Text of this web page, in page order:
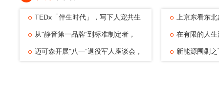
TEDx「伴生时代」，写下人宠共生
的温暖注脚
从"静音第一品牌”到标准制定者，
TATA木门四
迈可森开展"八一”退役军人座谈会，
上京东看东
动，观赛
在有限的人
可能——浅
新能源围剿